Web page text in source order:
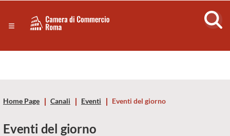
Servizi
Risorse Principali
Camera
Commercio
di
Home Page Canali Eventi Eventi del giorno
Eventi del giorno